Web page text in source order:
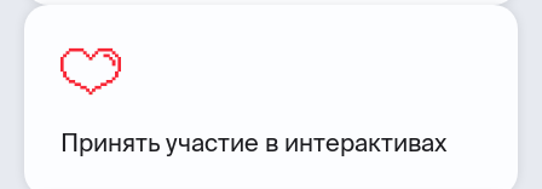
Принять участие в интерактивах